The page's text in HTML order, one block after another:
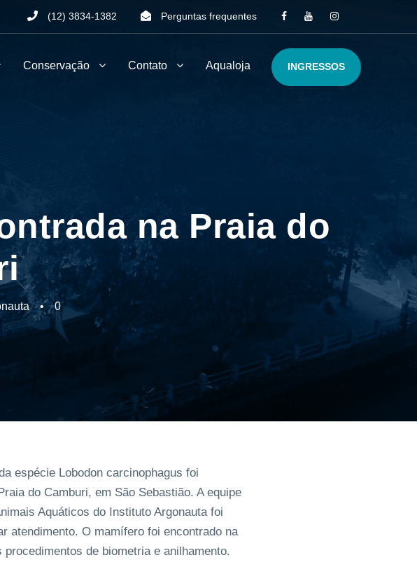
(12) 3834-1382 Perguntas frequentes
Conservação Contato Aqualoja INGRESSOS
na Praia do
• 0
espécie Lobodon carcinophagus foi
do Camburi, em São Sebastião. A equipe
Aquáticos do Instituto Argonauta foi
atendimento. O mamífero foi encontrado na
de biometria e anilhamento.